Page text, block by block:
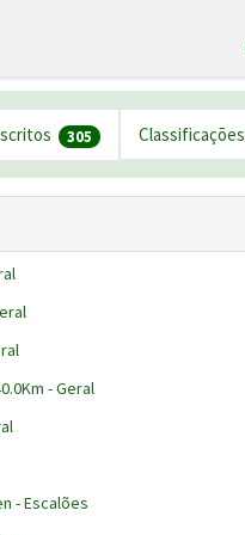
305 Classificações
- Geral
- Escalões